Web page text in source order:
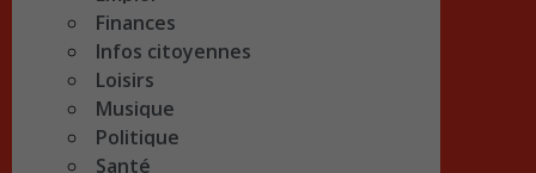
Finances
Infos citoyennes
Loisirs
Musique
Politique
Santé